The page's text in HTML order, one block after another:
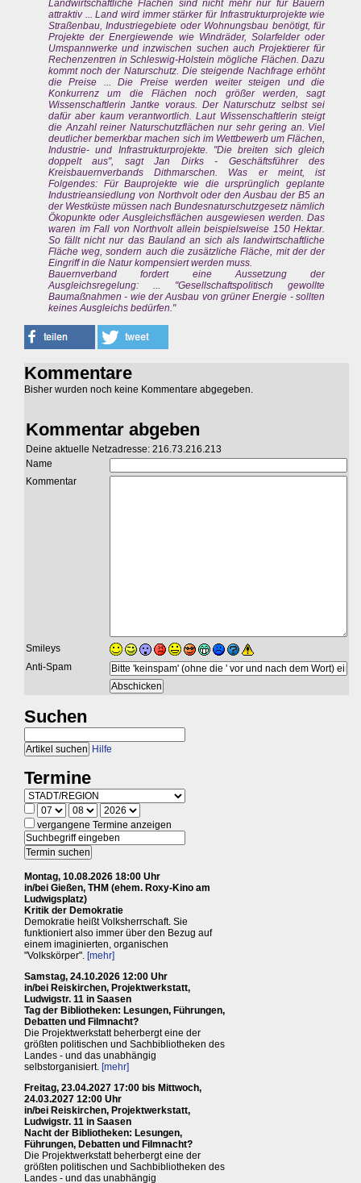
Landwirtschaftliche Flächen sind nicht mehr nur für Bauern
attraktiv ... Land wird immer stärker für Infrastrukturprojekte wie
Straßenbau, Industriegebiete oder Wohnungsbau benötigt, für
Projekte der Energiewende wie Windräder, Solarfelder oder
Umspannwerke und inzwischen suchen auch Projektierer für
Rechenzentren in Schleswig-Holstein mögliche Flächen. Dazu
kommt noch der Naturschutz. Die steigende Nachfrage erhöht
die Preise ... Die Preise werden weiter steigen und die
Konkurrenz um die Flächen noch größer werden, sagt
Wissenschaftlerin Jantke voraus. Der Naturschutz selbst sei
dafür aber kaum verantwortlich. Laut Wissenschaftlerin steigt
die Anzahl reiner Naturschutzflächen nur sehr gering an. Viel
deutlicher bemerkbar machen sich im Wettbewerb um Flächen,
Industrie- und Infrastrukturprojekte. "Die breiten sich gleich
doppelt aus", sagt Jan Dirks - Geschäftsführer des
Kreisbauernverbands Dithmarschen. Was er meint, ist
Folgendes: Für Bauprojekte wie die ursprünglich geplante
Industrieansiedlung von Northvolt oder den Ausbau der B5 an
der Westküste müssen nach Bundesnaturschutzgesetz nämlich
Ökopunkte oder Ausgleichsflächen ausgewiesen werden. Das
waren im Fall von Northvolt allein beispielsweise 150 Hektar.
So fällt nicht nur das Bauland an sich als landwirtschaftliche
Fläche weg, sondern auch die zusätzliche Fläche, mit der der
Eingriff in die Natur kompensiert werden muss.
Bauernverband fordert eine Aussetzung der
Ausgleichsregelung: ... "Gesellschaftspolitisch gewollte
Baumaßnahmen - wie der Ausbau von grüner Energie - sollten
keines Ausgleichs bedürfen."
Kommentare
Bisher wurden noch keine Kommentare abgegeben.
Kommentar abgeben
Deine aktuelle Netzadresse: 216.73.216.213
Name
Kommentar
Smileys
Anti-Spam
Suchen
Hilfe
Termine
vergangene Termine anzeigen
Montag, 10.08.2026 18:00 Uhr
in/bei Gießen, THM (ehem. Roxy-Kino am
Ludwigsplatz)
Kritik der Demokratie
Demokratie heißt Volksherrschaft. Sie
funktioniert also immer über den Bezug auf
einem imaginierten, organischen
"Volkskörper". [mehr]
Samstag, 24.10.2026 12:00 Uhr
in/bei Reiskirchen, Projektwerkstatt,
Ludwigstr. 11 in Saasen
Tag der Bibliotheken: Lesungen, Führungen,
Debatten und Filmnacht?
Die Projektwerkstatt beherbergt eine der
größten politischen und Sachbibliotheken des
Landes - und das unabhängig
selbstorganisiert. [mehr]
Freitag, 23.04.2027 17:00 bis Mittwoch,
24.03.2027 12:00 Uhr
in/bei Reiskirchen, Projektwerkstatt,
Ludwigstr. 11 in Saasen
Nacht der Bibliotheken: Lesungen,
Führungen, Debatten und Filmnacht?
Die Projektwerkstatt beherbergt eine der
größten politischen und Sachbibliotheken des
Landes - und das unabhängig